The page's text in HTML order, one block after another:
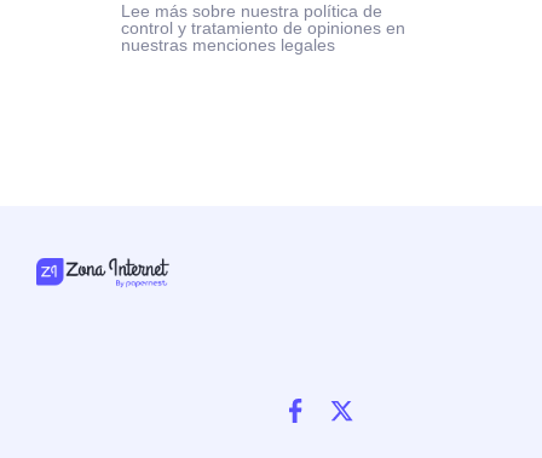
Lee más sobre nuestra política de
control y tratamiento de opiniones en
nuestras menciones legales